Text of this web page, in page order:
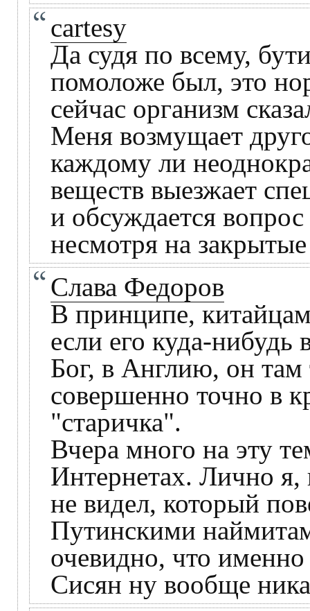
cartesy
Да судя по всему,
помоложе был, это
сейчас организм
Меня возмущает
каждому ли
веществ выезжает
и обсуждается
несмотря на
Слава Федоров
В принципе,
если его куда-
Бог, в Англию, он там
совершенно точно в
"старичка".
Вчера много на эту
Интернетах. Лично я,
не видел, который
Путинскими
очевидно, что
Сисян ну вообще